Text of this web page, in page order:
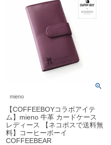
mieno
【COFFEEBOYコラボアイテ
ム】mieno 牛革 カードケース
レディース 【ネコポスで送料無
料】コーヒーボーイ
COFFEEBEAR